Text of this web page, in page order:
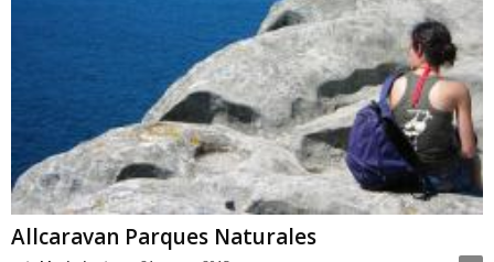
Allcaravan Parques Naturales